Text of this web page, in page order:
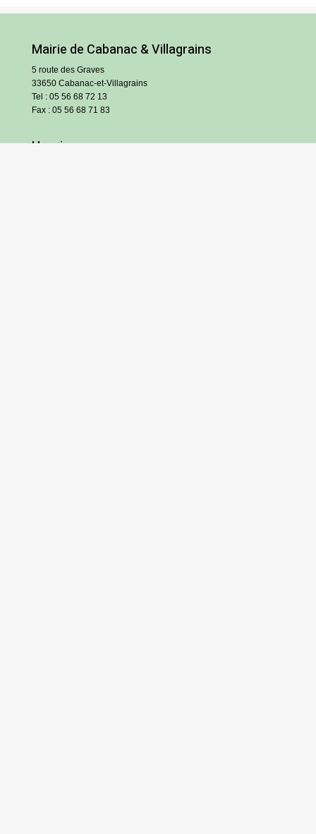
Mairie de Cabanac & Villagrains
5 route des Graves
33650 Cabanac-et-Villagrains
Tel : 05 56 68 72 13
Fax : 05 56 68 71 83
Horaires